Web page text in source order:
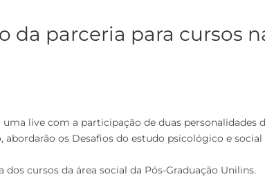
da parceria para cursos
live com a participação de duas personalidades
os Desafios do estudo psicológico e
cursos da área social da Pós-Graduação Unilins.